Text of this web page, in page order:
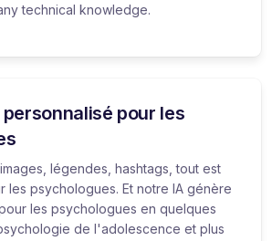
technical knowledge.
pour les
légendes, hashtags, tout est
les psychologues. Et notre IA génère
les psychologues en quelques
de l'adolescence et plus